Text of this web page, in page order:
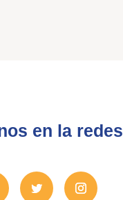
en la redes